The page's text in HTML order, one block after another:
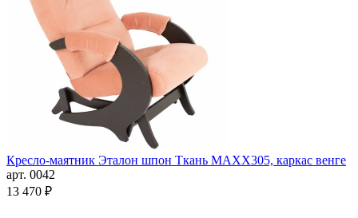
Кресло-маятник Эталон шпон Ткань MAXX305, каркас венге
арт. 0042
13 470 ₽